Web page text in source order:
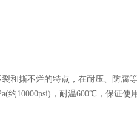
和撕不烂的特点，在耐压、防腐
约10000psi)，耐温600℃，保证使